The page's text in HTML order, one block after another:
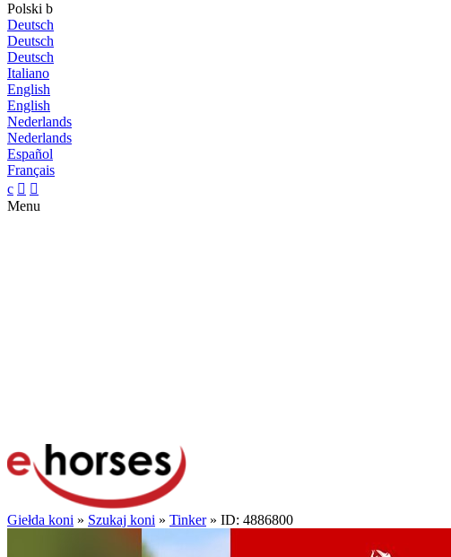
Polski b
Deutsch
Deutsch
Deutsch
Italiano
English
English
Nederlands
Nederlands
Español
Français
c  
Menu
Giełda koni » Szukaj koni » Tinker» ID: 4886800